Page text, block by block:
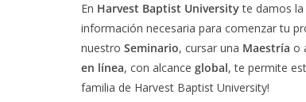
En Harvest Baptist Universityte damos la
información necesaria para comenzar tu
nuestro Seminario, cursar una Maestría o
en línea, con alcance global, te permite
familia de Harvest Baptist University!